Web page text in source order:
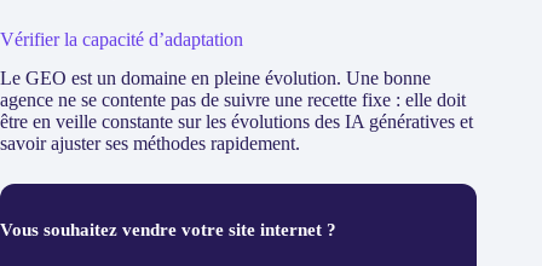
Vérifier la capacité d’adaptation
Le GEO est un domaine en pleine évolution. Une bonne
agence ne se contente pas de suivre une recette fixe : elle doit
être en veille constante sur les évolutions des IA génératives et
savoir ajuster ses méthodes rapidement.
Vous souhaitez vendre votre site internet ?